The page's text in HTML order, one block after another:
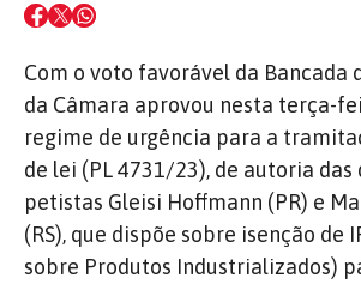
Com o voto favorável da Bancada
da Câmara aprovou nesta terça-
regime de urgência para a
de lei (PL 4731/23), de autoria das
petistas Gleisi Hoffmann (PR) e
(RS), que dispõe sobre isenção de
sobre Produtos Industrializados)